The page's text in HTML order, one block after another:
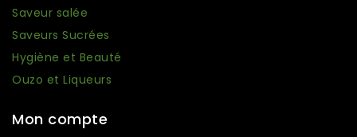
Saveur salée
Saveurs Sucrées
Hygiène et Beauté
Ouzo et Liqueurs
Mon compte